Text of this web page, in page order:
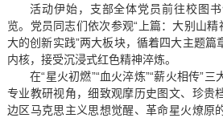
活动伊始，支部全体党员前往校图
览。党员同志们依次参观“上篇：大别山精
大的创新实践”两大板块，循着四大主题篇
内核，接受沉浸式红色精神淬炼。
在“星火初燃”“血火淬炼”“薪火相传”
专业教研视角，细致观摩历史图文、珍贵
边区马克思主义思想觉醒、革命星火燎原